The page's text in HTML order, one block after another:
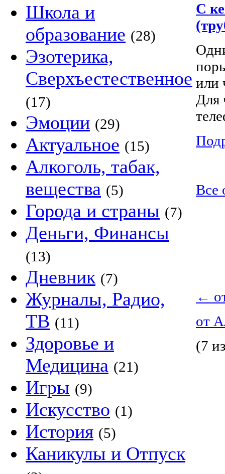
Школа и
образование (28)
Эзотерика,
Сверхъестественное
(17)
Эмоции (29)
Актуальное (15)
Алкоголь, табак,
вещества (5)
Города и страны (7)
Деньги, Финансы
(13)
Дневник (7)
Журналы, Радио,
ТВ (11)
Здоровье и
Медицина (21)
Игры (9)
Искусство (1)
История (5)
Каникулы и Отпуск
С
или
Для
Все
←
от
(7